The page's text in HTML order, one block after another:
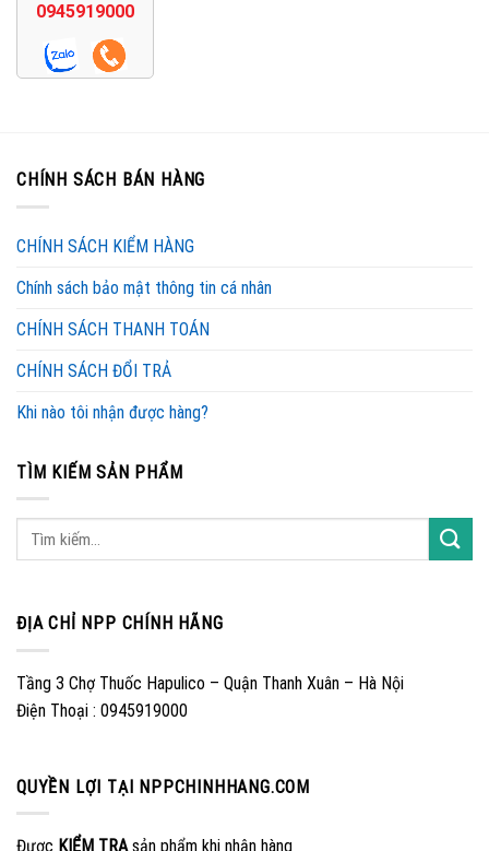
0945919000
CHÍNH SÁCH BÁN HÀNG
CHÍNH SÁCH KIỂM HÀNG
Chính sách bảo mật thông tin cá nhân
CHÍNH SÁCH THANH TOÁN
CHÍNH SÁCH ĐỔI TRẢ
Khi nào tôi nhận được hàng?
TÌM KIẾM SẢN PHẨM
ĐỊA CHỈ NPP CHÍNH HÃNG
Tầng 3 Chợ Thuốc Hapulico – Quận Thanh Xuân – Hà Nội
Điện Thoại : 0945919000
QUYỀN LỢI TẠI NPPCHINHHANG.COM
Được KIỂM TRAsản phẩm khi nhận hàng